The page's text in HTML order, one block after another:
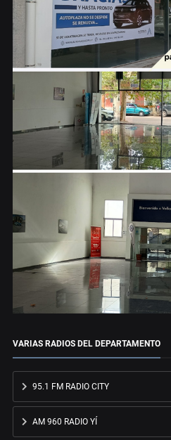
VARIAS RADIOS DEL DEPARTAMENTO
95.1 FM RADIO CITY
AM 960 RADIO YÍ